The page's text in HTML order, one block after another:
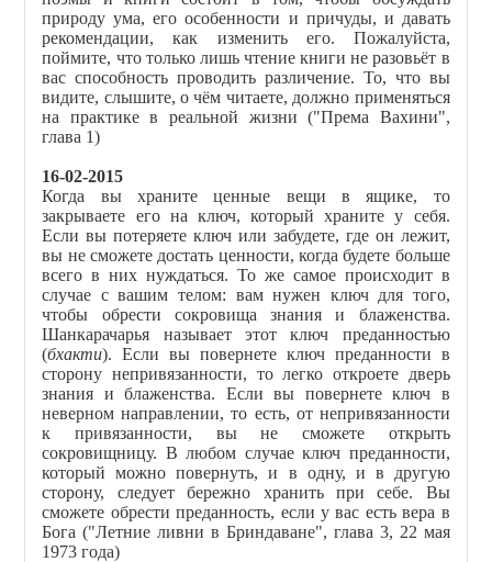
природу ума, его особенности и причуды, и давать
рекомендации, как изменить его. Пожалуйста,
поймите, что только лишь чтение книги не разовьёт в
вас способность проводить различение. То, что вы
видите, слышите, о чём читаете, должно применяться
на практике в реальной жизни ("Према Вахини",
глава 1)
16-02-2015
Когда вы храните ценные вещи в ящике, то
закрываете его на ключ, который храните у себя.
Если вы потеряете ключ или забудете, где он лежит,
вы не сможете достать ценности, когда будете больше
всего в них нуждаться. То же самое происходит в
случае с вашим телом: вам нужен ключ для того,
чтобы обрести сокровища знания и блаженства.
Шанкарачарья называет этот ключ преданностью
(бхакти). Если вы повернете ключ преданности в
сторону непривязанности, то легко откроете дверь
знания и блаженства. Если вы повернете ключ в
неверном направлении, то есть, от непривязанности
к привязанности, вы не сможете открыть
сокровищницу. В любом случае ключ преданности,
который можно повернуть, и в одну, и в другую
сторону, следует бережно хранить при себе. Вы
сможете обрести преданность, если у вас есть вера в
Бога ("Летние ливни в Бриндаване", глава 3, 22 мая
1973 года)